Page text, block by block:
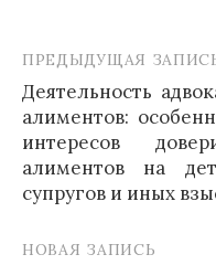
Навигация
по
записям
ПРЕДЫДУЩАЯ
Деятельность
алиментов:
интересов
алиментов на
супругов и иных
НОВАЯ ЗАПИСЬ